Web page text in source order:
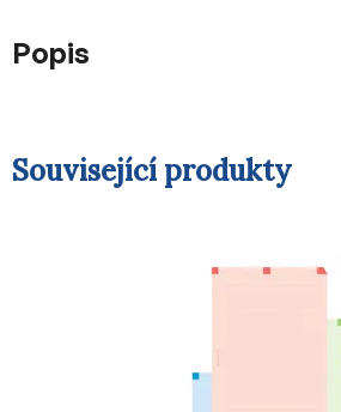
Popis
Související produkty